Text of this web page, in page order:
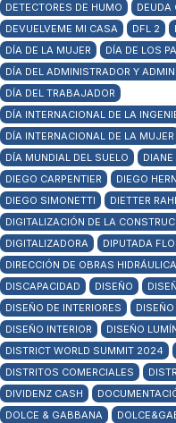
DETECTORES DE HUMO
DEUDA
DEVUELVEME MI CASA
DFL 2
DÍA DE LA MUJER
DÍA DE LOS
DÍA DEL ADMINISTRADOR Y
DÍA DEL TRABAJADOR
DÍA INTERNACIONAL DE LA
DÍA INTERNACIONAL DE LA MUJER
DÍA MUNDIAL DEL SUELO
DIANE
DIEGO CARPENTIER
DIEGO
DIEGO SIMONETTI
DIETTER
DIGITALIZACIÓN DE LA
DIGITALIZADORA
DIPUTADA
DIRECCIÓN DE OBRAS
DISCAPACIDAD
DISEÑO
DISEÑO DE INTERIORES
DISEÑO INTERIOR
DISEÑO
DISTRICT WORLD SUMMIT 2024
DISTRITOS COMERCIALES
DIVIDENZ CASH
DOLCE & GABBANA